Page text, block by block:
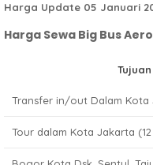
Harga Update 05 Januari
Harga Sewa Big Bus
Tujuan
Transfer in/out Dalam
Tour dalam Kota Jakarta